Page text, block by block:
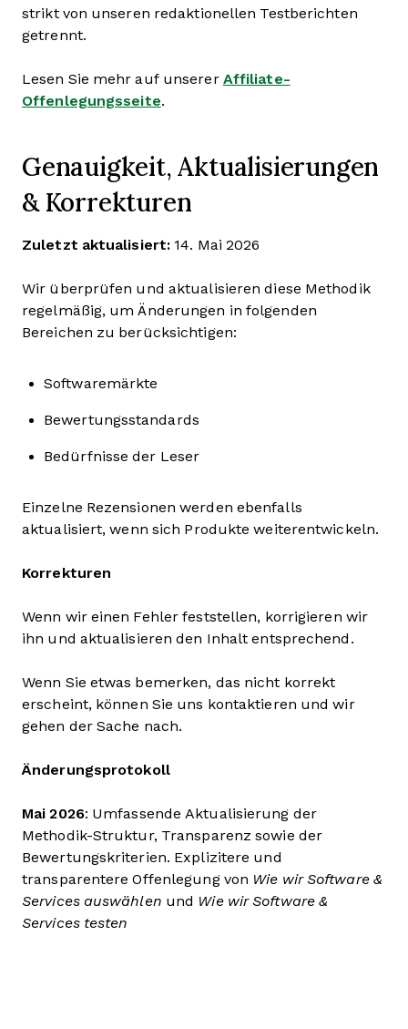
strikt von unseren redaktionellen Testberichten
getrennt.
Lesen Sie mehr auf unserer Affiliate-
Offenlegungsseite.
Genauigkeit, Aktualisierungen
& Korrekturen
Zuletzt aktualisiert: 14. Mai 2026
Wir überprüfen und aktualisieren diese Methodik
regelmäßig, um Änderungen in folgenden
Bereichen zu berücksichtigen:
Softwaremärkte
Bewertungsstandards
Bedürfnisse der Leser
Einzelne Rezensionen werden ebenfalls
aktualisiert, wenn sich Produkte weiterentwickeln.
Korrekturen
Wenn wir einen Fehler feststellen, korrigieren wir
ihn und aktualisieren den Inhalt entsprechend.
Wenn Sie etwas bemerken, das nicht korrekt
erscheint, können Sie uns kontaktieren und wir
gehen der Sache nach.
Änderungsprotokoll
Mai 2026: Umfassende Aktualisierung der
Methodik-Struktur, Transparenz sowie der
Bewertungskriterien. Explizitere und
transparentere Offenlegung von Wie wir Software &
Services auswählen und Wie wir Software &
Services testen